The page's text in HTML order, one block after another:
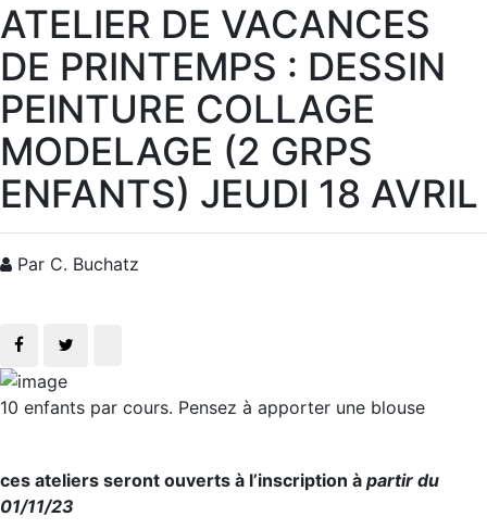
ATELIER DE VACANCES
DE PRINTEMPS : DESSIN
PEINTURE COLLAGE
MODELAGE (2 GRPS
ENFANTS) JEUDI 18 AVRIL
Par C. Buchatz
10 enfants par cours. Pensez à apporter une blouse
ces ateliers seront ouverts à l’inscription à partir du
01/11/23